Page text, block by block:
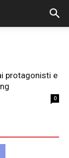
protagonisti e
0